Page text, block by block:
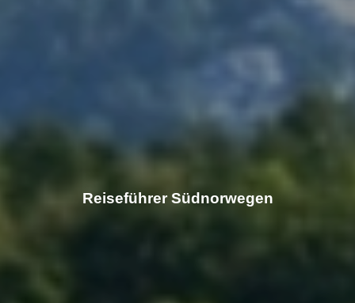
Reiseführer Südnorwegen